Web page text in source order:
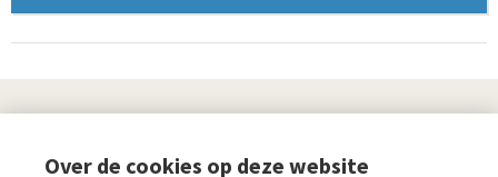
Over de cookies op deze website